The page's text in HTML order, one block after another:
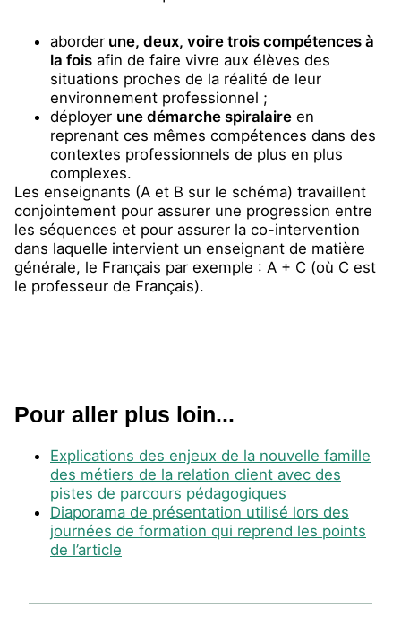
aborder une, deux, voire trois compétences à
la fois afin de faire vivre aux élèves des
situations proches de la réalité de leur
environnement professionnel ;
déployer une démarche spiralaire en
reprenant ces mêmes compétences dans des
contextes professionnels de plus en plus
complexes.
Les enseignants (A et B sur le schéma) travaillent
conjointement pour assurer une progression entre
les séquences et pour assurer la co-intervention
dans laquelle intervient un enseignant de matière
générale, le Français par exemple : A + C (où C est
le professeur de Français).
Pour aller plus loin...
Explications des enjeux de la nouvelle famille
des métiers de la relation client avec des
pistes de parcours pédagogiques
Diaporama de présentation utilisé lors des
journées de formation qui reprend les points
de l’article